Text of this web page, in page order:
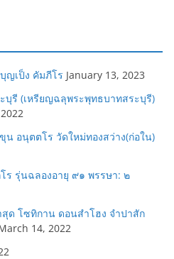
ญเป็ง คัมภีโร January 13, 2023
บุรี (เหรียญฉลุพระพุทธบาทสระบุรี)
อนุตตโร วัดใหม่ทองสว่าง(ก่อใน)
ร รุ่นฉลองอายุ ๙๑ พรรษา: ๒
ด โซทิกาน ดอนสำโฮง จำปาสัก
14, 2022